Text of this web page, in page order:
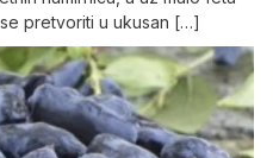
pretvoriti u ukusan […]